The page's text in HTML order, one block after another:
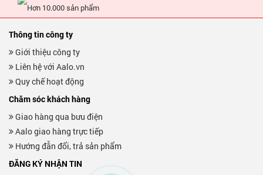
Hơn 10.000 sản phẩm
Thông tin công ty
Giới thiệu công ty
Liên hệ với Aalo.vn
Quy chế hoạt động
Chăm sóc khách hàng
Giao hàng qua bưu điện
Aalo giao hàng trực tiếp
Hướng đẫn đổi, trả sản phẩm
ĐĂNG KÝ NHẬN TIN